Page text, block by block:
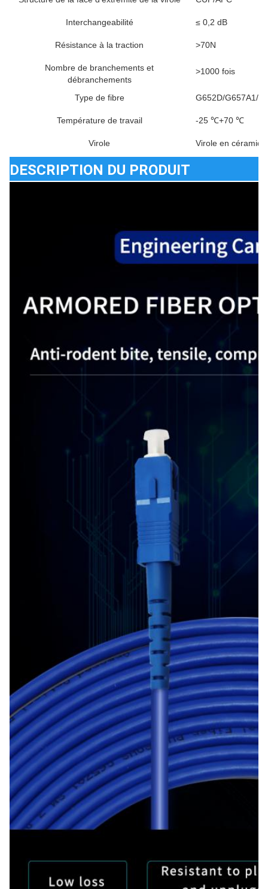
Interchangeabilité ≤ 0,2 dB
Résistance à la traction >70N
Nombre de branchements et
débranchements
>1000 fois
Type de fibre G652D/G657A1/
Température de travail -25 ℃+70 ℃
Virole Virole en
DESCRIPTION DU PRODUIT